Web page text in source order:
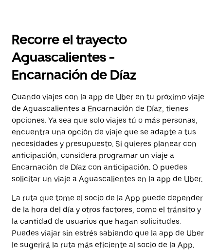
Recorre el trayecto
Aguascalientes -
Encarnación de Díaz
Cuando viajes con la app de Uber en tu próximo viaje
de Aguascalientes a Encarnación de Díaz, tienes
opciones. Ya sea que solo viajes tú o más personas,
encuentra una opción de viaje que se adapte a tus
necesidades y presupuesto. Si quieres planear con
anticipación, considera programar un viaje a
Encarnación de Díaz con anticipación. O puedes
solicitar un viaje a Aguascalientes en la app de Uber.
La ruta que tome el socio de la App puede depender
de la hora del día y otros factores, como el tránsito y
la cantidad de usuarios que hagan solicitudes.
Puedes viajar sin estrés sabiendo que la app de Uber
le sugerirá la ruta más eficiente al socio de la App.